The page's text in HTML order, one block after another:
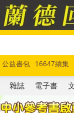
公益書包 16647續集
馬斯克 玩具總動員5
雜誌 電子書